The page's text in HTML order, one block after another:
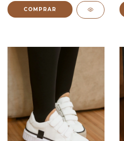
COMPRAR